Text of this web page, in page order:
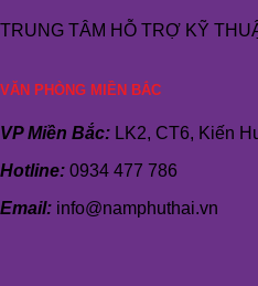
TRUNG TÂM HỖ TRỢ KỸ
VĂN PHÒNG MIỀN BẮC
VP Miền Bắc: LK2, CT6, Kiến
Hotline: 0934 477 786
Email: info@namphuthai.vn